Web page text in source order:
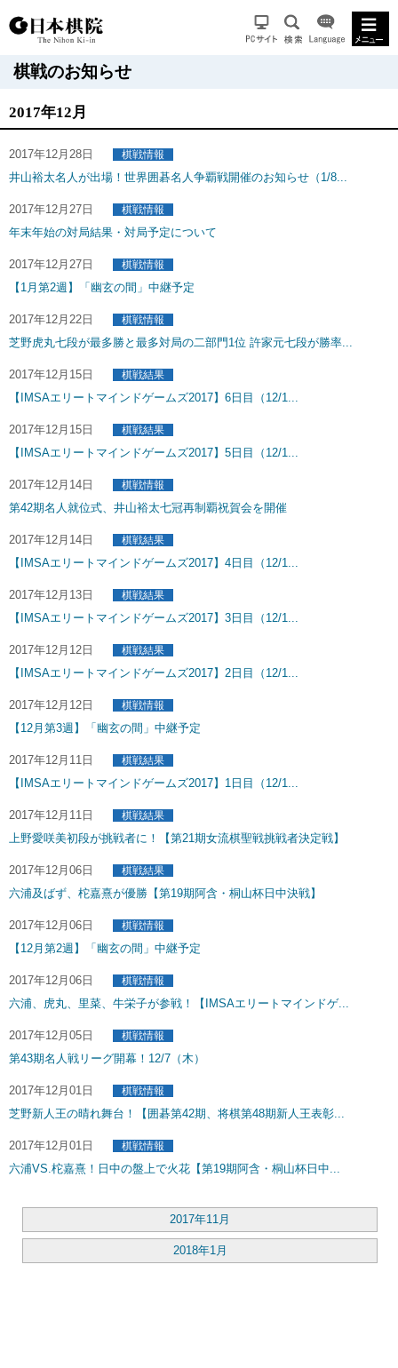
棋戦のお知らせ
2017年12月
2017年12月28日 棋戦情報
井山裕太名人が出場！世界囲碁名人争覇戦開催のお知らせ（1/8...
2017年12月27日 棋戦情報
年末年始の対局結果・対局予定について
2017年12月27日 棋戦情報
【1月第2週】「幽玄の間」中継予定
2017年12月22日 棋戦情報
芝野虎丸七段が最多勝と最多対局の二部門1位 許家元七段が勝率...
2017年12月15日 棋戦結果
【IMSAエリートマインドゲームズ2017】6日目（12/1...
2017年12月15日 棋戦結果
【IMSAエリートマインドゲームズ2017】5日目（12/1...
2017年12月14日 棋戦情報
第42期名人就位式、井山裕太七冠再制覇祝賀会を開催
2017年12月14日 棋戦結果
【IMSAエリートマインドゲームズ2017】4日目（12/1...
2017年12月13日 棋戦結果
【IMSAエリートマインドゲームズ2017】3日目（12/1...
2017年12月12日 棋戦結果
【IMSAエリートマインドゲームズ2017】2日目（12/1...
2017年12月12日 棋戦情報
【12月第3週】「幽玄の間」中継予定
2017年12月11日 棋戦結果
【IMSAエリートマインドゲームズ2017】1日目（12/1...
2017年12月11日 棋戦結果
上野愛咲美初段が挑戦者に！【第21期女流棋聖戦挑戦者決定戦】
2017年12月06日 棋戦結果
六浦及ばず、柁嘉熹が優勝【第19期阿含・桐山杯日中決戦】
2017年12月06日 棋戦情報
【12月第2週】「幽玄の間」中継予定
2017年12月06日 棋戦情報
六浦、虎丸、里菜、牛栄子が参戦！【IMSAエリートマインドゲ...
2017年12月05日 棋戦情報
第43期名人戦リーグ開幕！12/7（木）
2017年12月01日 棋戦情報
芝野新人王の晴れ舞台！【囲碁第42期、将棋第48期新人王表彰...
2017年12月01日 棋戦情報
六浦VS.柁嘉熹！日中の盤上で火花【第19期阿含・桐山杯日中...
2017年11月
2018年1月